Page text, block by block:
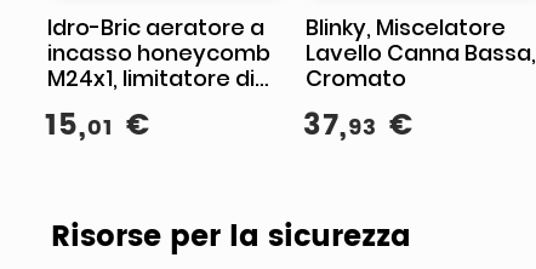
Idro-Bric aeratore a
incasso honeycomb
M24x1, limitatore di
cromato, coin slot,
15,01 €
Blinky, Miscelatore
Lavello Canna Bassa,
Cromato
37,93 €
Risorse per la sicurezza